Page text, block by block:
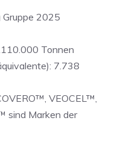
2025
Tonnen
7.738
VEOCEL™,
sind Marken der